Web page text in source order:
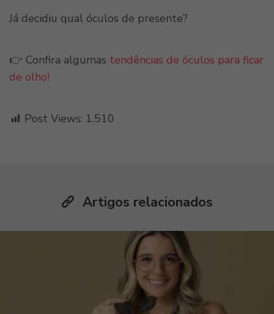
Já decidiu qual óculos de presente?
👉 Confira algumas tendências de óculos para ficar
de olho!
Post Views: 1.510
Artigos relacionados